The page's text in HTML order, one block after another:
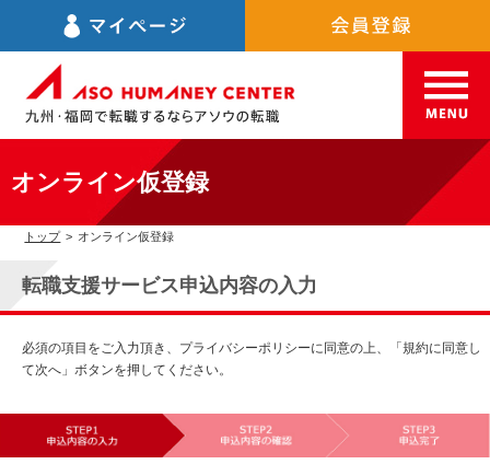
オンライン仮登録
トップ > オンライン仮登録
転職支援サービス申込内容の入力
必須の項目をご入力頂き、プライバシーポリシーに同意の上、「規約に同意し
て次へ」ボタンを押してください。